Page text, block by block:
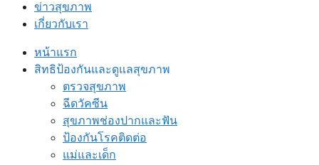
ข่าวสุขภาพ
เกี่ยวกับเรา
หน้าแรก
สิทธิป้องกันและดูแลสุขภาพ
ตรวจสุขภาพ
ฉีดวัคซีน
สุขภาพช่องปากและฟัน
ป้องกันโรคติดต่อ
แม่และเด็ก